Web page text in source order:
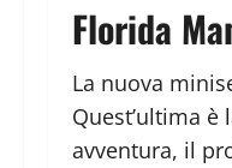
Florida
La nuova
Quest’ultima
avventura, il